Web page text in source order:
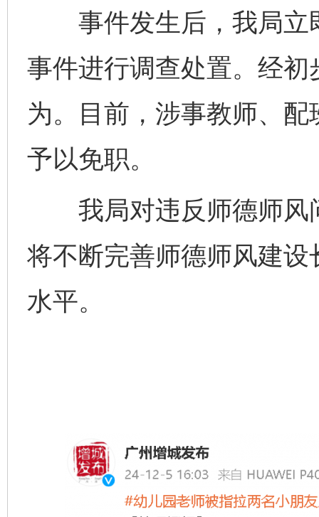
事件发生后，我局立
事件进行调查处置。经
为。目前，涉事教师、
予以免职。
我局对违反师德师风
将不断完善师德师风建
水平。